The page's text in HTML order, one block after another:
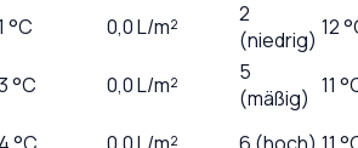
°C 0,0L/m²
2
(niedrig) 12
°C 0,0L/m²
5
(mäßig) 11